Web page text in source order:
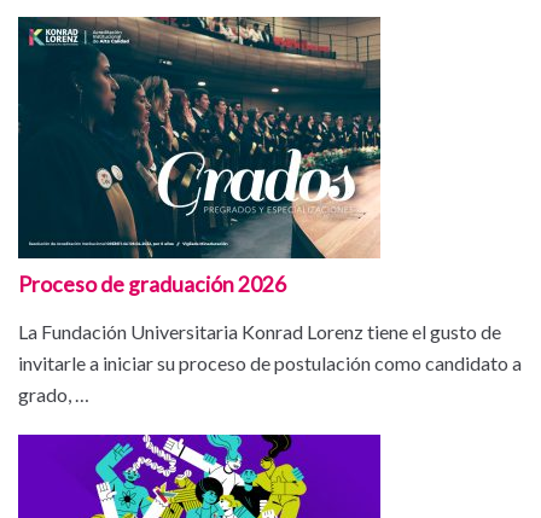
Proceso de graduación 2026
La Fundación Universitaria Konrad Lorenz tiene el gusto de
invitarle a iniciar su proceso de postulación como candidato a
grado, …